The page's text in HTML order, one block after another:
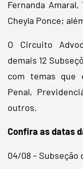
Fernanda
Cheyla Ponce;
O Circuito
demais 12
com temas que
Penal,
outros.
Confira as datas
04/08 – Subseção